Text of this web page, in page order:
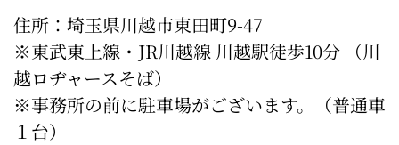
住所：埼玉県川越市東田町9-47
※東武東上線・JR川越線 川越駅徒歩10分 （川
越ロヂャースそば）
※事務所の前に駐車場がございます。（普通車
１台）